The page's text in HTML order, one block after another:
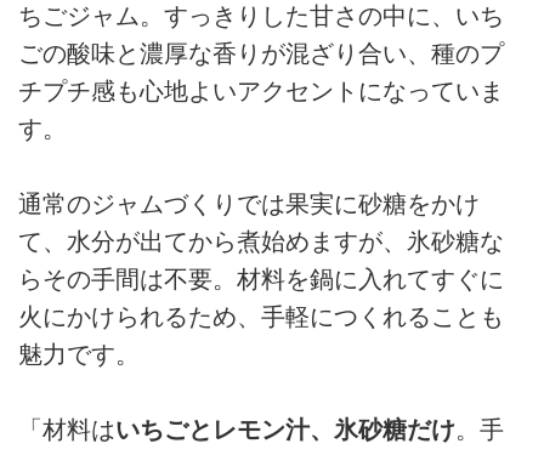
ちごジャム。すっきりした甘さの中に、いち
ごの酸味と濃厚な香りが混ざり合い、種のプ
チプチ感も心地よいアクセントになっていま
す。
通常のジャムづくりでは果実に砂糖をかけ
て、水分が出てから煮始めますが、氷砂糖な
らその手間は不要。材料を鍋に入れてすぐに
火にかけられるため、手軽につくれることも
魅力です。
「材料はいちごとレモン汁、氷砂糖だけ。手